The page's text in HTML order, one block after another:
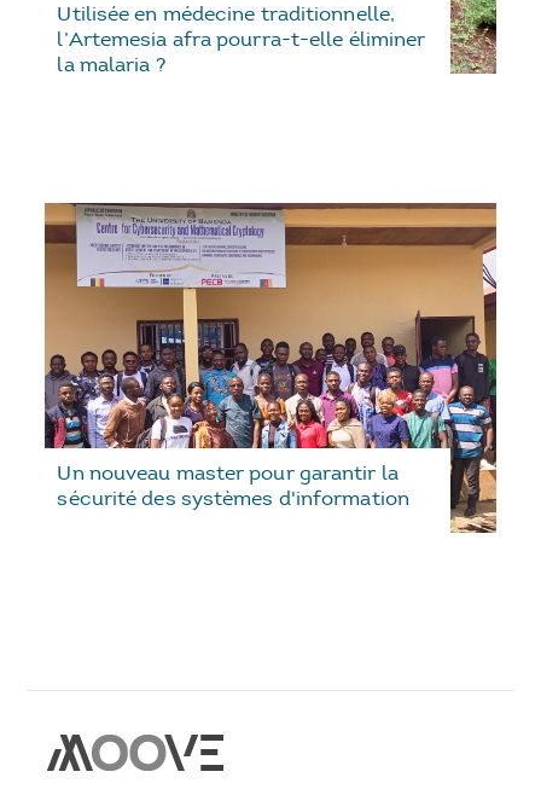
Utilisée en médecine traditionnelle,
l’Artemesia afra pourra-t-elle éliminer
la malaria ?
Un nouveau master pour garantir la
sécurité des systèmes d'information